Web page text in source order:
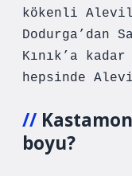
kökenli
Dodurga’dan
Kınık’a kadar
hepsinde
boyu?